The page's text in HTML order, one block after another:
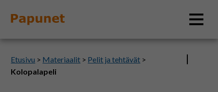
Etusivu > Materiaalit > Pelit ja tehtävät >
Kolopalapeli